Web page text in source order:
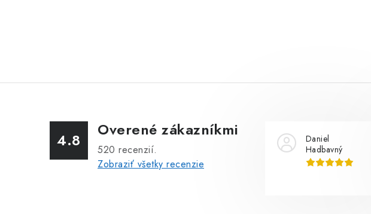
4.8
Overené zákazníkmi
520 recenzií.
Zobraziť všetky recenzie
Daniel
Hadbavný